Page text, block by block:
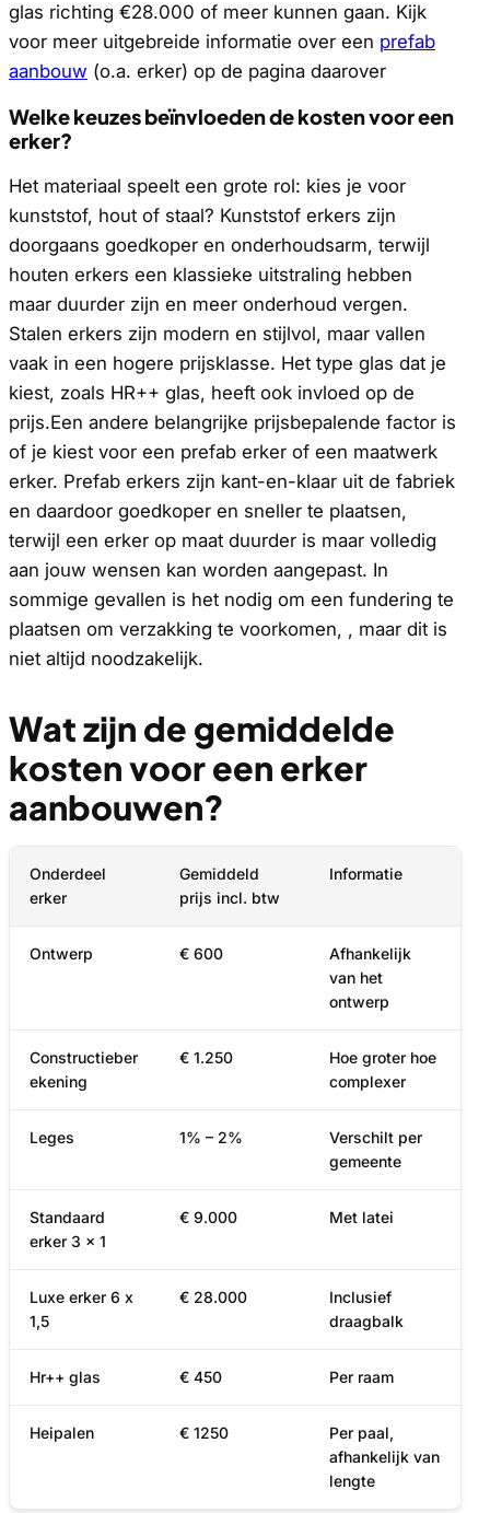
glas richting €28.000 of meer kunnen gaan. Kijk
voor meer uitgebreide informatie over een prefab
aanbouw (o.a. erker) op de pagina daarover
Welke keuzes beïnvloeden de kosten voor een
erker?
Het materiaal speelt een grote rol: kies je voor
kunststof, hout of staal? Kunststof erkers zijn
doorgaans goedkoper en onderhoudsarm, terwijl
houten erkers een klassieke uitstraling hebben
maar duurder zijn en meer onderhoud vergen.
Stalen erkers zijn modern en stijlvol, maar vallen
vaak in een hogere prijsklasse. Het type glas dat je
kiest, zoals HR++ glas, heeft ook invloed op de
prijs.Een andere belangrijke prijsbepalende factor is
of je kiest voor een prefab erker of een maatwerk
erker. Prefab erkers zijn kant-en-klaar uit de fabriek
en daardoor goedkoper en sneller te plaatsen,
terwijl een erker op maat duurder is maar volledig
aan jouw wensen kan worden aangepast. In
sommige gevallen is het nodig om een fundering te
plaatsen om verzakking te voorkomen, , maar dit is
niet altijd noodzakelijk.
Wat zijn de gemiddelde
kosten voor een erker
aanbouwen?
Onderdeel
erker
Gemiddeld
prijs incl. btw
Informatie
Ontwerp € 600
Afhankelijk
van het
ontwerp
Constructieber
ekening
€ 1.250
Hoe groter hoe
complexer
Leges 1% – 2%
Verschilt per
gemeente
Standaard
erker 3 x 1
€ 9.000 Met latei
Luxe erker 6 x
1,5
€ 28.000
Inclusief
draagbalk
Hr++ glas € 450 Per raam
Heipalen € 1250
Per paal,
afhankelijk van
lengte